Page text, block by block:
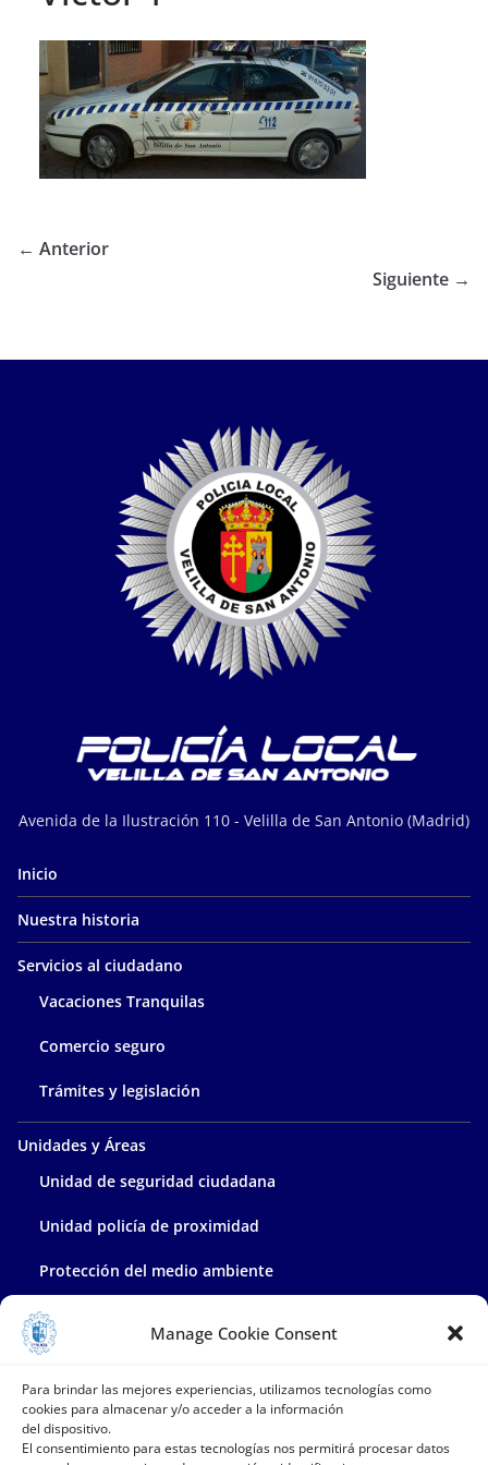
Manage Cookie Consent
Para brindar las mejores experiencias, utilizamos tecnologías como
cookies para almacenar y/o acceder a la información
del dispositivo.
El consentimiento para estas tecnologías nos permitirá procesar datos
← Anterior
Siguiente →
Avenida de la Ilustración 110 - Velilla de San Antonio (Madrid)
Inicio
Nuestra historia
Servicios al ciudadano
Vacaciones Tranquilas
Comercio seguro
Trámites y legislación
Unidades y Áreas
Unidad de seguridad ciudadana
Unidad policía de proximidad
Protección del medio ambiente
Policía administrativa